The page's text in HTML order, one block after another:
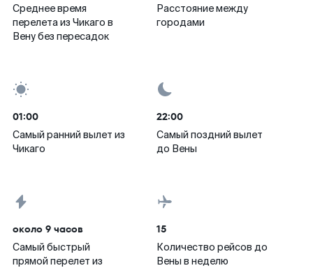
Среднее время
перелета из Чикаго в
Вену без пересадок
Расстояние между
городами
01:00
Самый ранний вылет из
Чикаго
22:00
Самый поздний вылет
до Вены
около 9 часов
Самый быстрый
прямой перелет из
15
Количество рейсов до
Вены в неделю